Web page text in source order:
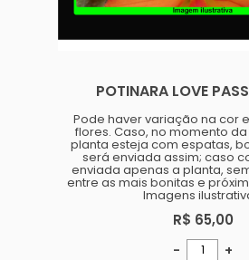
Além do catálogo online,
Bauru, onde plantas são
acompanhamento diário.
para quem está começando,
ajudando clientes a entender
necessidades de luz, rega e
manejo de cada espécie.
No Orquidário Bauru, cada
planta é tratada com respeito, e
cada cliente é recebido com
atenção. Nosso compromisso é
entregar qualidade, confiança e
uma experiência que incentive o
POTINARA LOVE
Pode haver variação na cor
flores. Caso, no momento
planta esteja com espatas,
será enviada assim; caso
enviada apenas a planta,
entre as mais bonitas e
Imagens
R$ 65,00
- +